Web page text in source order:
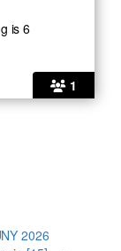
1
is 6
2026